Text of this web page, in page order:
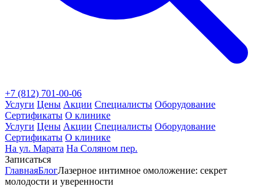
+7 (812) 701-00-06
Услуги Цены Акции Специалисты Оборудование
Сертификаты О клинике
Услуги Цены Акции Специалисты Оборудование
Сертификаты О клинике
На ул. Марата На Соляном пер.
Записаться
ГлавнаяБлогЛазерное интимное омоложение: секрет
молодости и уверенности